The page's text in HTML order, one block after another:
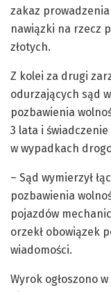
zakaz
nawiązki na rzecz
złotych.
Z kolei za drugi
odurzających sąd
pozbawienia
3 lata i
w wypadkach
– Sąd wymierzył
pozbawienia
pojazdów
orzekł obowiązek
wiadomości.
Wyrok ogłoszono